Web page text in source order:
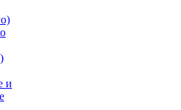
и